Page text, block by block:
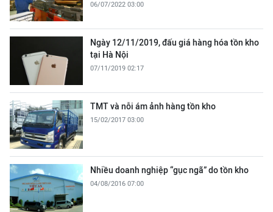
06/07/2022 03:00
Ngày 12/11/2019, đấu giá hàng hóa tồn kho
tại Hà Nội
07/11/2019 02:17
TMT và nỗi ám ảnh hàng tồn kho
15/02/2017 03:00
Nhiều doanh nghiệp “gục ngã” do tồn kho
04/08/2016 07:00